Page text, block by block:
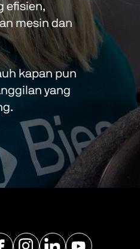
efisien,
mesin dan
kapan pun
yang